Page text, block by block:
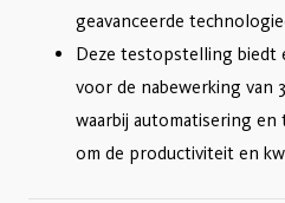
geavanceerde
Deze testopstelling biedt
voor de nabewerking van
waarbij automatisering
om de productiviteit en